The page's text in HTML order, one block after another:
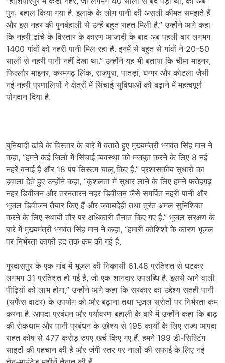
पुनः बहाल किया गया है. इलाके के लोग पानी की असली कीमत समझते हैं
और इस नहर की पुनर्बहाली से उन्हें बहुत राहत मिली है.” उन्होंने आगे कहा
कि नहरी ढांचे के विस्तार के कारण आजादी के बाद अब पहली बार लगभग
1400 गांवों को नहरी पानी मिल रहा है. इनमें से बहुत से गांवों ने 20-50
सालों से नहरी पानी नहीं देखा था.” उन्होंने यह भी बताया कि चीमा माइनर,
फिल्लौर माइनर, करमगढ़ लिंक, राजपुरा, पातड़ां, घग्गर और कोटला जैसी
नई नहरी प्रणालियों ने क्षेत्रों में सिंचाई सुविधाओं को बढ़ाने में महत्वपूर्ण
योगदान दिया है.
बुनियादी ढांचे के विस्तार के बारे में बताते हुए मुख्यमंत्री भगवंत सिंह मान ने
कहा, “हमने कई जिलों में सिंचाई व्यवस्था को मजबूत करने के लिए 8 नई
नहरें बनाई हैं और 18 पंप सिस्टम चालू किए हैं.” प्रशासकीय सुधारों का
हवाला देते हुए उन्होंने कहा, “कुशलता में सुधार लाने के लिए हमने फतेहगढ़
नहर डिवीजन और तरनतारन नहर डिवीजन जैसे समर्पित नहरी पानी और
भूजल डिवीजन तैयार किए हैं और जवाबदेही तथा तुरंत अमल सुनिश्चित
करने के लिए स्थायी तौर पर अधिकारी तैनात किए गए हैं.” भूजल संरक्षण के
बारे में मुख्यमंत्री भगवंत सिंह मान ने कहा, “हमारी कोशिशों के कारण भूजल
पर निर्भरता काफी हद तक कम की गई है.
गुरदासपुर के एक गांव में भूजल की निकासी 61.48 प्रतिशत से घटकर
लगभग 31 प्रतिशत हो गई है, जो एक शानदार उपलब्धि है. इससे आने वाली
पीढ़ियों को लाभ होगा,” उन्होंने आगे कहा कि सरकार का उद्देश्य सतही पानी
(सर्फेस वाटर) के उपयोग को और बढ़ाना तथा भूजल स्रोतों पर निर्भरता कम
करना है. आपदा प्रबंधन और पर्यावरण बहाली के बारे में उन्होंने कहा कि बाढ़
की रोकथाम और पानी प्रबंधन के उद्देश्य से 195 कार्यों के लिए राज्य आपदा
राहत कोष से 477 करोड़ रुपए खर्च किए गए हैं. हमने 199 डी-सिल्टिंग
साइटों की पहचान की है और जंगी स्तर पर नालों की सफाई के लिए नई